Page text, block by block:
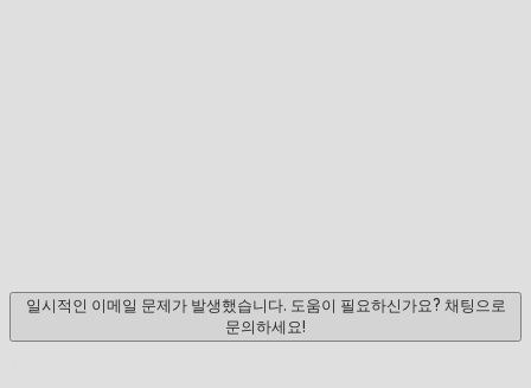
일시적인 이메일 문제가 발생했습니다. 도움이 필요하신가요? 채팅으로
문의하세요!